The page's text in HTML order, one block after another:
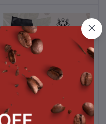
หยิบใส่ตะกร้า
Orenji Espresso Blend
Intercof x Roaster
฿509.00